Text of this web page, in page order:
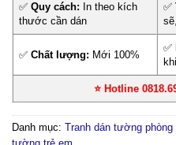
✅Quy cách: In theo kích
thước cần dán
✅
✅Chất lượng: Mới 100%
✅
⭐ Hotline
Danh mục: Tranh dán tường phòng